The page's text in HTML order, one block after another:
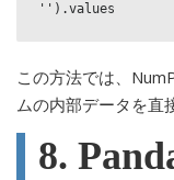
'').values
この方法では、
ムの内部データを直
8.